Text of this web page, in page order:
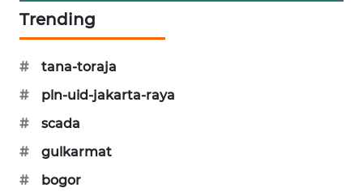
Trending
#
tana-toraja
#
pln-uid-jakarta-raya
#
scada
#
gulkarmat
#
bogor
PLN
WATCH
LPKKI